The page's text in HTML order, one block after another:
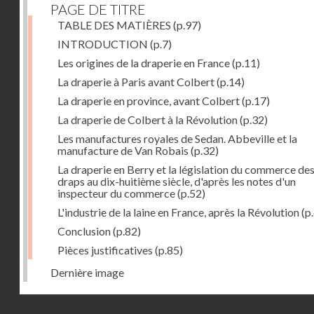
PAGE DE TITRE
TABLE DES MATIÈRES (p.97)
INTRODUCTION (p.7)
Les origines de la draperie en France(p.11)
La draperie à Paris avant Colbert(p.14)
La draperie en province, avant Colbert(p.17)
La draperie de Colbert à la Révolution(p.32)
Les manufactures royales de Sedan. Abbeville et la
manufacture de Van Robais (p.32)
La draperie en Berry et la législation du commerce des
draps au dix-huitième siècle, d'après les notes d'un
inspecteur du commerce(p.52)
L'industrie de la laine en France, après la Révolution
Conclusion(p.82)
Pièces justificatives (p.85)
Dernière image